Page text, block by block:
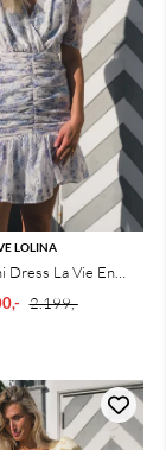
LOLINA
Dress La Vie En
Bloom2.199,-